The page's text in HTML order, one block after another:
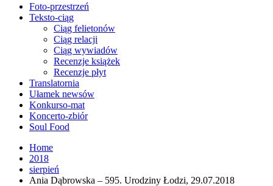
Foto-przestrzeń
Teksto-ciąg
Ciąg felietonów
Ciąg relacji
Ciąg wywiadów
Recenzje książek
Recenzje płyt
Translatornia
Ułamek newsów
Konkurso-mat
Koncerto-zbiór
Soul Food
Home
2018
sierpień
Ania Dąbrowska – 595. Urodziny Łodzi, 29.07.2018